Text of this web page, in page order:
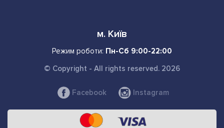
м. Київ
Режим роботи: Пн-Сб 9:00-22:00
© Copyright - All rights reserved. 2026
Facebook Instagram